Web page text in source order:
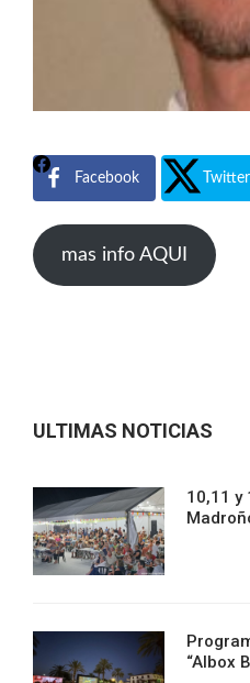
Facebook Twitter
mas info AQUI
ULTIMAS NOTICIAS
10,11 y
“Albox